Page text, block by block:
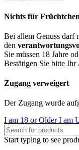
Nichts für
Bei allem Genuss darf
den
Sie müssen 18 Jahre
Bestätigen Sie bitte Ihr
Zugang verweigert
Der Zugang wurde
I am 18 or OlderI am
Start typing to see